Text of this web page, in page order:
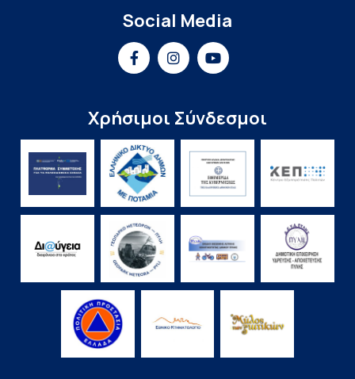
Social Media
Χρήσιμοι Σύνδεσμοι